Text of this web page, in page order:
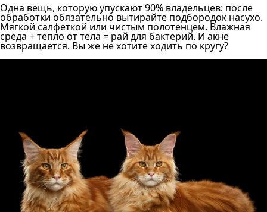
Одна вещь, которую упускают 90% владельцев: после
обработки обязательно вытирайте подбородок насухо.
Мягкой салфеткой или чистым полотенцем. Влажная
среда + тепло от тела = рай для бактерий. И акне
возвращается. Вы же не хотите ходить по кругу?